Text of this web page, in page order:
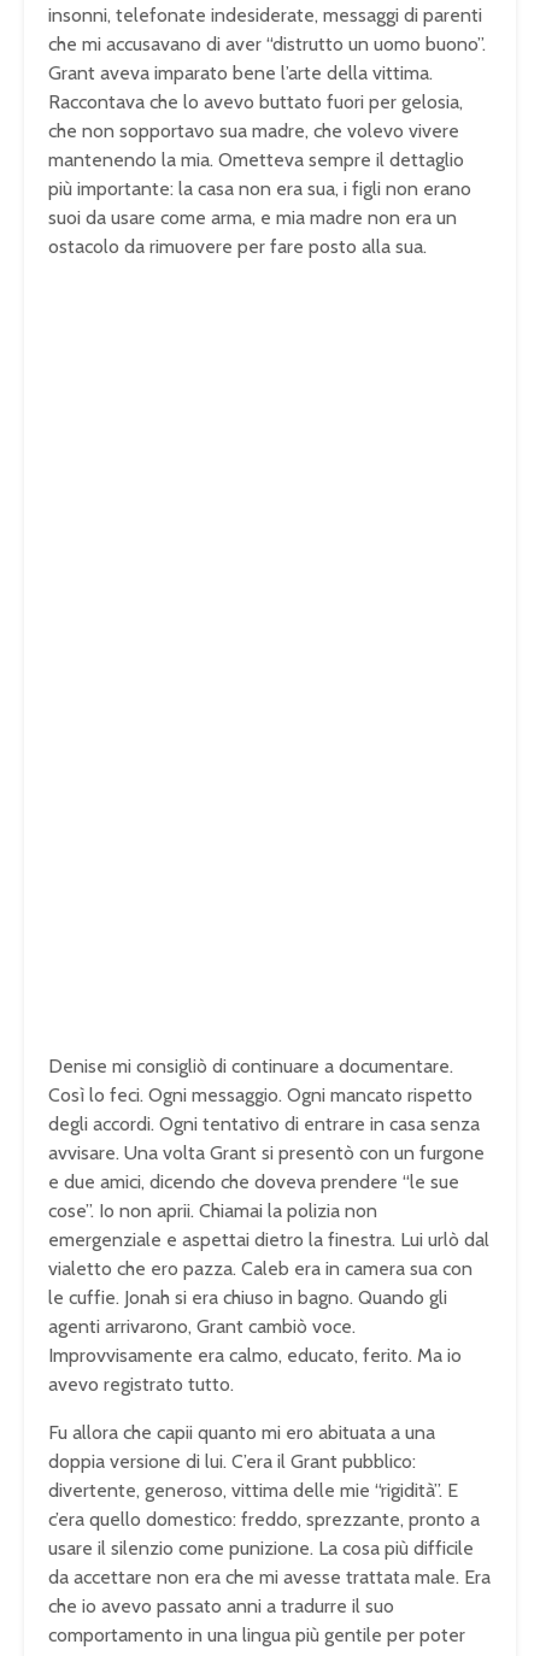
insonni, telefonate indesiderate, messaggi di parenti
che mi accusavano di aver “distrutto un uomo buono”.
Grant aveva imparato bene l’arte della vittima.
Raccontava che lo avevo buttato fuori per gelosia,
che non sopportavo sua madre, che volevo vivere
mantenendo la mia. Ometteva sempre il dettaglio
più importante: la casa non era sua, i figli non erano
suoi da usare come arma, e mia madre non era un
ostacolo da rimuovere per fare posto alla sua.
Denise mi consigliò di continuare a documentare.
Così lo feci. Ogni messaggio. Ogni mancato rispetto
degli accordi. Ogni tentativo di entrare in casa senza
avvisare. Una volta Grant si presentò con un furgone
e due amici, dicendo che doveva prendere “le sue
cose”. Io non aprii. Chiamai la polizia non
emergenziale e aspettai dietro la finestra. Lui urlò dal
vialetto che ero pazza. Caleb era in camera sua con
le cuffie. Jonah si era chiuso in bagno. Quando gli
agenti arrivarono, Grant cambiò voce.
Improvvisamente era calmo, educato, ferito. Ma io
avevo registrato tutto.
Fu allora che capii quanto mi ero abituata a una
doppia versione di lui. C’era il Grant pubblico:
divertente, generoso, vittima delle mie “rigidità”. E
c’era quello domestico: freddo, sprezzante, pronto a
usare il silenzio come punizione. La cosa più difficile
da accettare non era che mi avesse trattata male. Era
che io avevo passato anni a tradurre il suo
comportamento in una lingua più gentile per poter